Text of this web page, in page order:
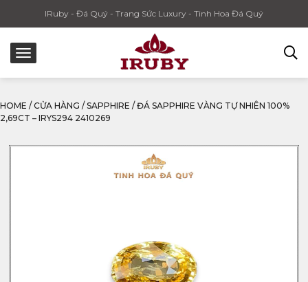
IRuby - Đá Quý - Trang Sức Luxury - Tinh Hoa Đá Quý
HOME / CỬA HÀNG / SAPPHIRE / ĐÁ SAPPHIRE VÀNG TỰ NHIÊN 100%
2,69CT – IRYS294 2410269